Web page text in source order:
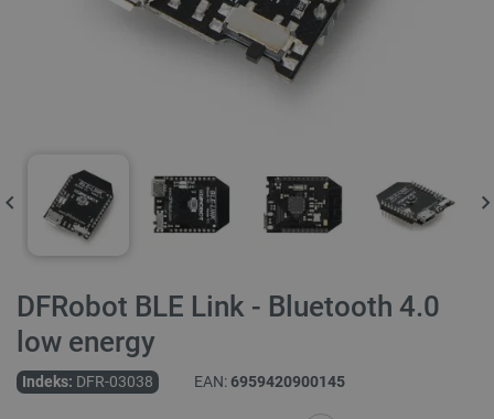
DFRobot BLE Link - Bluetooth 4.0
low energy
Indeks: DFR-03038 EAN:6959420900145